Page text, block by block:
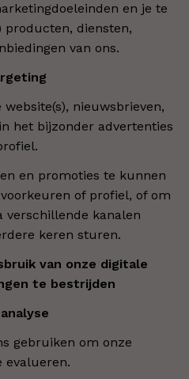
en je te
producten, diensten,
van ons.
nieuwsbrieven,
het bijzonder advertenties
en promoties te kunnen
of profiel, of om
verschillende kanalen
keren sturen.
van onze digitale
te bestrijden
gebruiken om onze
evalueren.